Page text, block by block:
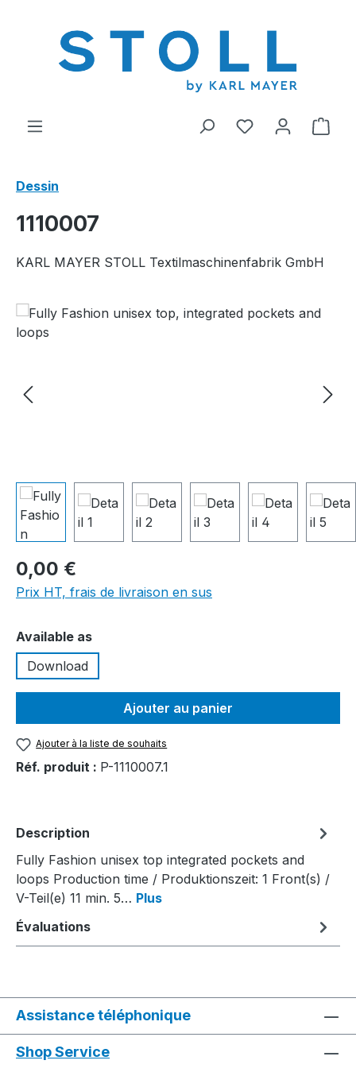
Vous avez 0Le
Dessin
1110007
KARL MAYER STOLL Textilmaschinenfabrik GmbH
Ignorer la galerie d'images
0,00 €
Prix HT, frais de livraison en sus
Sélectionnez
Available as
Download
Ajouter au panier
Ajouter à la liste de souhaits
Réf. produit : P-1110007.1
Description
Fully Fashion unisex top integrated pockets and
loops Production time / Produktionszeit: 1 Front(s) /
V-Teil(e) 11 min. 5… Plus
Évaluations
Assistance téléphonique
Shop Service